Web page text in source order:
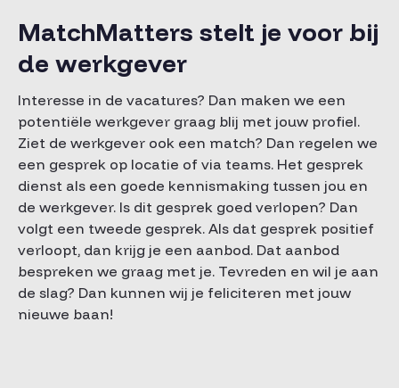
MatchMatters stelt je voor bij
de werkgever
Interesse in de vacatures? Dan maken we een
potentiële werkgever graag blij met jouw profiel.
Ziet de werkgever ook een match? Dan regelen we
een gesprek op locatie of via teams. Het gesprek
dienst als een goede kennismaking tussen jou en
de werkgever. Is dit gesprek goed verlopen? Dan
volgt een tweede gesprek. Als dat gesprek positief
verloopt, dan krijg je een aanbod. Dat aanbod
bespreken we graag met je. Tevreden en wil je aan
de slag? Dan kunnen wij je feliciteren met jouw
nieuwe baan!